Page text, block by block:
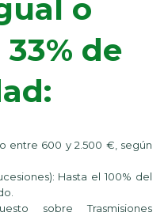
o
de
entre 600 y 2.500 €, según
Hasta el 100% del
sobre Trasmisiones